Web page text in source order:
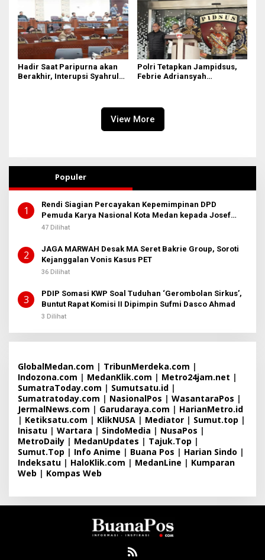
Hadir Saat Paripurna akan
Berakhir, Interupsi Syahrul
Polri Tetapkan Jampidsus,
Febrie Adriansyah
View More
Populer
1
Rendi Siagian Percayakan Kepemimpinan DPD
Pemuda Karya Nasional Kota Medan kepada Josef
Sembiring
47 Dilihat
2
JAGA MARWAH Desak MA Seret Bakrie Group, Soroti
Kejanggalan Vonis Kasus PET
36 Dilihat
3
PDIP Somasi KWP Soal Tuduhan ‘Gerombolan Sirkus’,
Buntut Rapat Komisi II Dipimpin Sufmi Dasco Ahmad
3 Dilihat
GlobalMedan.com | TribunMerdeka.com |
Indozona.com | MedanKlik.com | Metro24jam.net |
SumatraToday.com | Sumutsatu.id |
Sumatratoday.com | NasionalPos | WasantaraPos |
JermalNews.com | Garudaraya.com | HarianMetro.id
| Ketiksatu.com | KlikNUSA | Mediator | Sumut.top |
Inisatu | Wartara | SindoMedia | NusaPos |
MetroDaily | MedanUpdates | Tajuk.Top |
Sumut.Top | Info Anime | Buana Pos | Harian Sindo |
Indeksatu | HaloKlik.com | MedanLine | Kumparan
Web | Kompas Web